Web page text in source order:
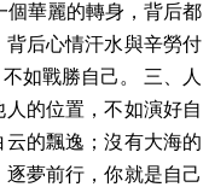
個華麗的轉身，背后都
后心情汗水與辛勞付
如戰勝自己。 三、人
的位置，不如演好自
的飄逸；沒有大海的
夢前行，你就是自己